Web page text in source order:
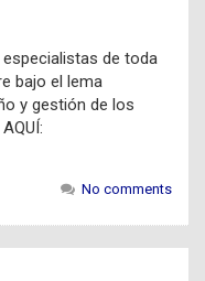
de toda
bajo el lema
y gestión de los
No comments